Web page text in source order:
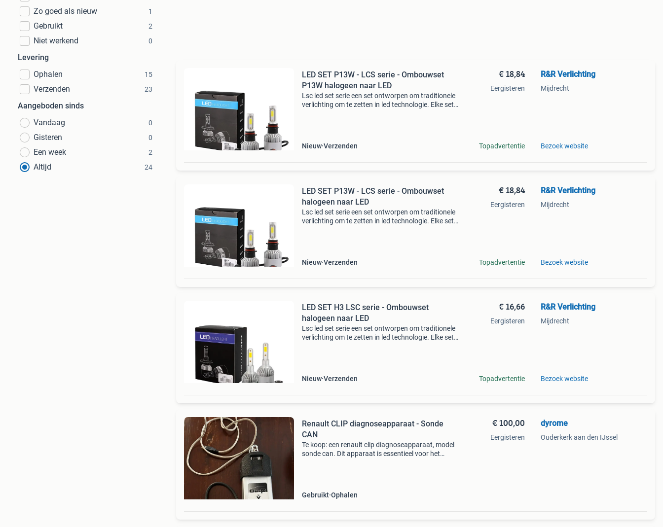
Zo goed als nieuw 1
Gebruikt 2
Niet werkend 0
Levering
Ophalen
15
Verzenden 23
Aangeboden sinds
Vandaag
0
Gisteren 0
Een week 2
Altijd 24
LED SET P13W - LCS serie - Ombouwset
P13W halogeen naar LED
Lsc led set serie een set ontworpen om traditionele
verlichting om te zetten in led technologie. Elke set
Nieuw Verzenden
€ 18,84
Eergisteren
Topadvertentie
R&R Verlichting
Mijdrecht
Bezoek website
LED SET P13W - LCS serie - Ombouwset
halogeen naar LED
Lsc led set serie een set ontworpen om traditionele
verlichting om te zetten in led technologie. Elke set
Nieuw Verzenden
€ 18,84
Eergisteren
Topadvertentie
R&R Verlichting
Mijdrecht
Bezoek website
LED SET H3 LSC serie - Ombouwset
halogeen naar LED
Lsc led set serie een set ontworpen om traditionele
verlichting om te zetten in led technologie. Elke set
Nieuw Verzenden
€ 16,66
Eergisteren
Topadvertentie
R&R Verlichting
Mijdrecht
Bezoek website
Renault CLIP diagnoseapparaat - Sonde
CAN
Te koop: een renault clip diagnoseapparaat, model
sonde can. Dit apparaat is essentieel voor het
Gebruikt Ophalen
€ 100,00
Eergisteren
dyrome
Ouderkerk aan den IJssel